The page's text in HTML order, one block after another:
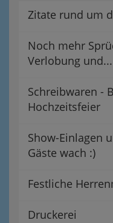
Zitate rund um
Noch mehr
Verlobung
Schreibwaren -
Hochzeitsfeier
Show-Einlagen
Gäste wach :)
Festliche
Druckerei